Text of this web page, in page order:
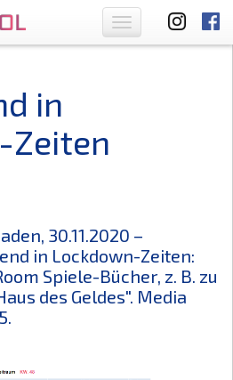
Toggle
navigation
in
Zeiten
30.11.2020 –
in Lockdown-Zeiten:
Spiele-Bücher, z. B. zu
des Geldes". Media